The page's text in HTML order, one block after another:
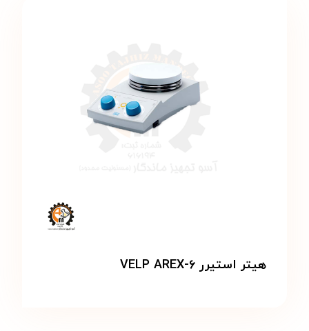
هیتر استیرر VELP AREX-۶